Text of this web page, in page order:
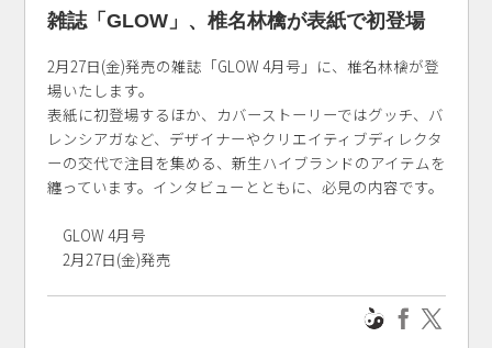
雑誌「GLOW」、椎名林檎が表紙で初登場
2月27日(金)発売の雑誌「GLOW 4月号」に、椎名林檎が登
場いたします。
表紙に初登場するほか、カバーストーリーではグッチ、バ
レンシアガなど、デザイナーやクリエイティブディレクタ
ーの交代で注目を集める、新生ハイブランドのアイテムを
纏っています。インタビューとともに、必見の内容です。
GLOW 4月号
2月27日(金)発売